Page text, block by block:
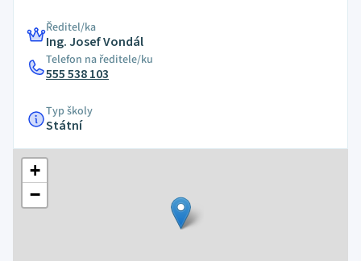
Ředitel/ka
Ing. Josef Vondál
Telefon na ředitele/ku
555 538 103
Typ školy
Státní
+
−